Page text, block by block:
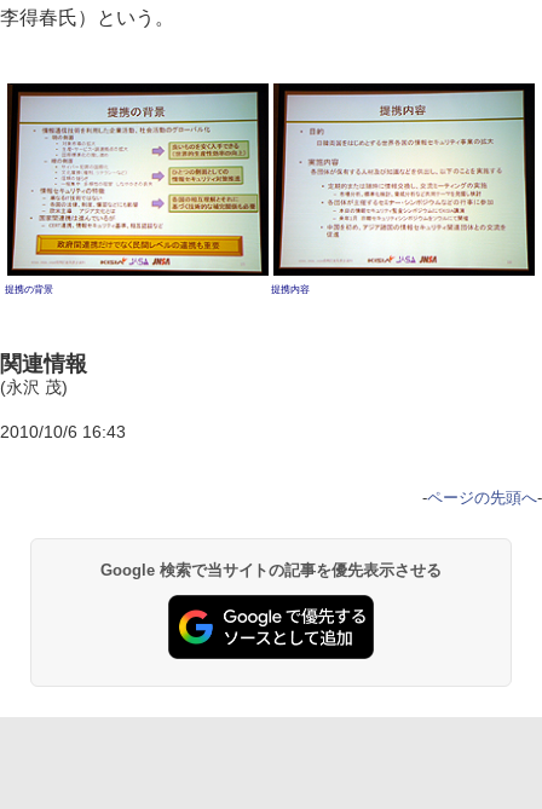
李得春氏）という。
提携の背景 提携内容
関連情報
(永沢 茂)
2010/10/6 16:43
-ページの先頭へ-
Google 検索で当サイトの記事を優先表示させる